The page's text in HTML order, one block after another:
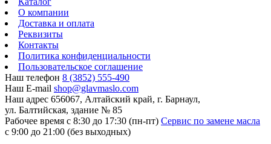
О компании
Доставка и оплата
Реквизиты
Контакты
Политика конфиденциальности
Пользовательское соглашение
Наш телефон 8 (3852) 555-490
Наш E-mail shop@glavmaslo.com
Наш адрес 656067, Алтайский край, г. Барнаул,
ул. Балтийская, здание № 85
Рабочее время с 8:30 до 17:30 (пн-пт) Сервис по замене масла
с 9:00 до 21:00 (без выходных)